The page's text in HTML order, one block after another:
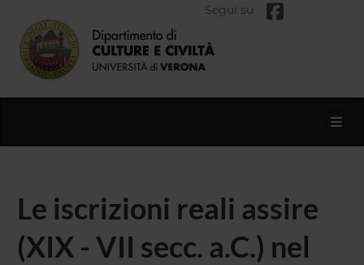
Segui su
Le iscrizioni reali assire
(XIX - VII secc. a.C.) nel